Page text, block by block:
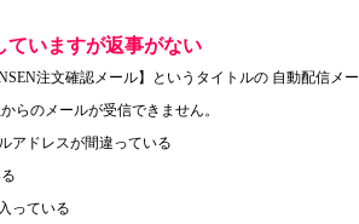
ていますが返事がない
注文確認メール】というタイトルの 自動配信メ
らのメールが受信できません。
アドレスが間違っている
っている